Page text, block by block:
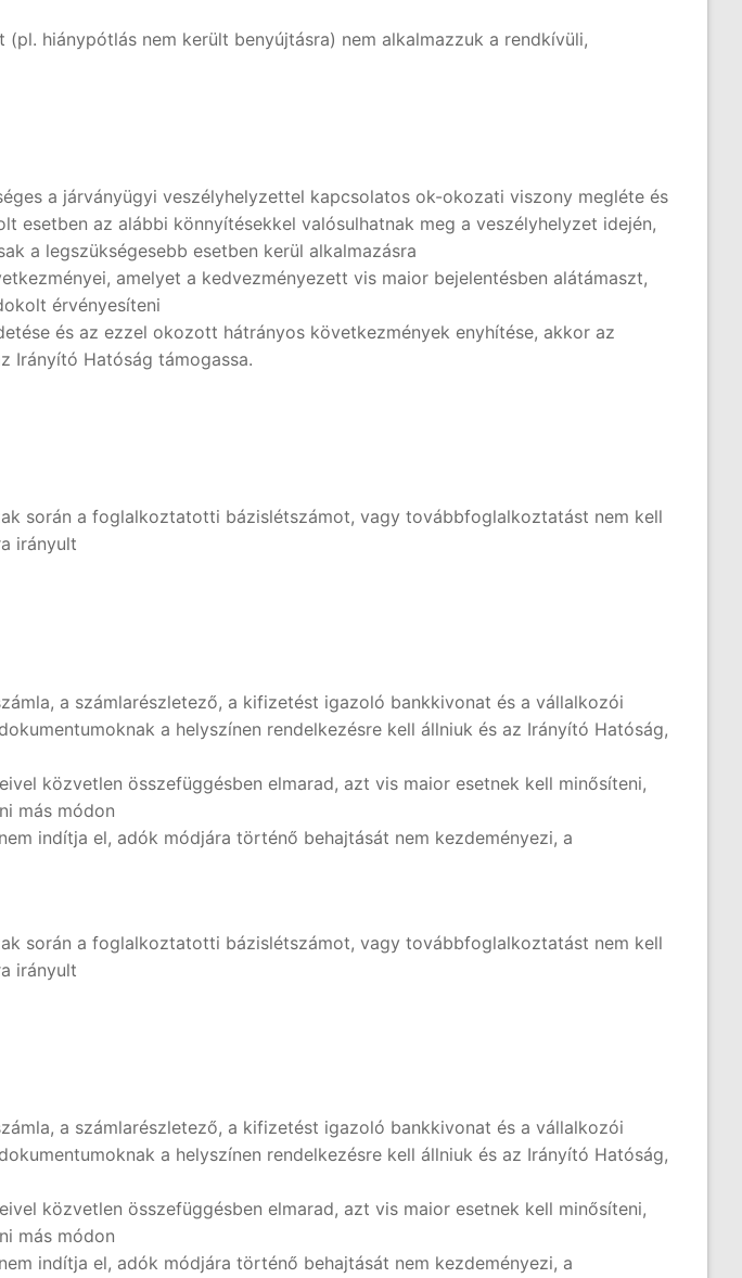
hiánypótlás nem került benyújtásra) nem alkalmazzuk a rendkívüli,
a járványügyi veszélyhelyzettel kapcsolatos ok-okozati viszony megléte és
esetben az alábbi könnyítésekkel valósulhatnak meg a veszélyhelyzet idején,
a legszükségesebb esetben kerül alkalmazásra
amelyet a kedvezményezett vis maior bejelentésben alátámaszt,
érvényesíteni
és az ezzel okozott hátrányos következmények enyhítése, akkor az
Irányító Hatóság támogassa.
során a foglalkoztatotti bázislétszámot, vagy továbbfoglalkoztatást nem kell
irányult
a számlarészletező, a kifizetést igazoló bankkivonat és a vállalkozói
a helyszínen rendelkezésre kell állniuk és az Irányító Hatóság,
közvetlen összefüggésben elmarad, azt vis maior esetnek kell minősíteni,
más módon
indítja el, adók módjára történő behajtását nem kezdeményezi, a
során a foglalkoztatotti bázislétszámot, vagy továbbfoglalkoztatást nem kell
irányult
a számlarészletező, a kifizetést igazoló bankkivonat és a vállalkozói
a helyszínen rendelkezésre kell állniuk és az Irányító Hatóság,
közvetlen összefüggésben elmarad, azt vis maior esetnek kell minősíteni,
más módon
indítja el, adók módjára történő behajtását nem kezdeményezi, a